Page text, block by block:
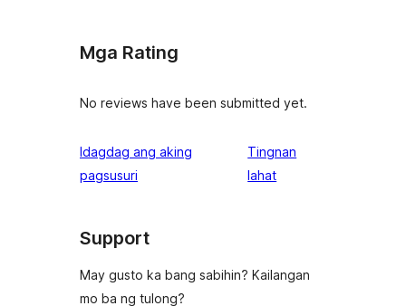
Mga Rating
No reviews have been submitted yet.
Idagdag ang aking
pagsusuri
Tingnan
lahatng
Support
May gusto ka bang sabihin? Kailangan
mo ba ng tulong?